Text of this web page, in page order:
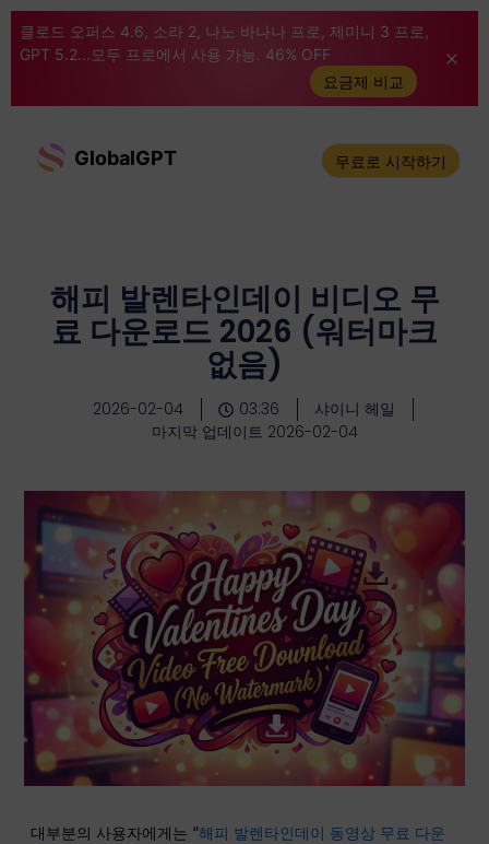
클로드 오퍼스 4.6, 소라 2, 나노 바나나 프로, 제미니 3 프로,
GPT 5.2...모두 프로에서 사용 가능. 46% OFF
요금제 비교
GlobalGPT 무료로 시작하기
해피 발렌타인데이 비디오 무
료 다운로드 2026 (워터마크
없음)
2026-02-04 03:36
샤이니 헤일
마지막 업데이트 2026-02-04
대부분의 사용자에게는 “해피 발렌타인데이 동영상 무료 다운